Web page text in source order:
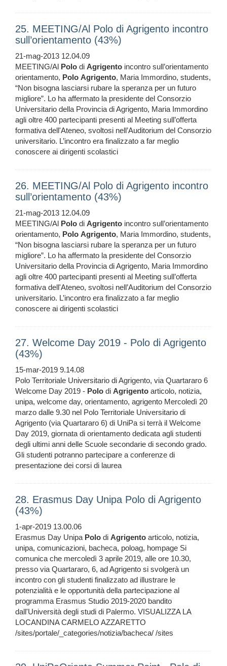
25. MEETING/Al Polo di Agrigento incontro
sull’orientamento (43%)
21-mag-2013 12.04.09
MEETING/Al Polo di Agrigento incontro sull’orientamento
orientamento, Polo Agrigento, Maria Immordino, students,
“Non bisogna lasciarsi rubare la speranza per un futuro
migliore”. Lo ha affermato la presidente del Consorzio
Universitario della Provincia di Agrigento, Maria Immordino
agli oltre 400 partecipanti presenti al Meeting sull’offerta
formativa dell'Ateneo, svoltosi nell’Auditorium del Consorzio
universitario. L’incontro era finalizzato a far meglio
conoscere ai dirigenti scolastici
26. MEETING/Al Polo di Agrigento incontro
sull’orientamento (43%)
21-mag-2013 12.04.09
MEETING/Al Polo di Agrigento incontro sull’orientamento
orientamento, Polo Agrigento, Maria Immordino, students,
“Non bisogna lasciarsi rubare la speranza per un futuro
migliore”. Lo ha affermato la presidente del Consorzio
Universitario della Provincia di Agrigento, Maria Immordino
agli oltre 400 partecipanti presenti al Meeting sull’offerta
formativa dell'Ateneo, svoltosi nell’Auditorium del Consorzio
universitario. L’incontro era finalizzato a far meglio
conoscere ai dirigenti scolastici
27. Welcome Day 2019 - Polo di Agrigento
(43%)
15-mar-2019 9.14.08
Polo Territoriale Universitario di Agrigento, via Quartararo 6
Welcome Day 2019 - Polo di Agrigento articolo, notizia,
unipa, welcome day, orientamento, agrigento Mercoledì 20
marzo dalle 9.30 nel Polo Territoriale Universitario di
Agrigento (via Quartararo 6) di UniPa si terrà il Welcome
Day 2019, giornata di orientamento dedicata agli studenti
degli ultimi anni delle Scuole secondarie di secondo grado.
Gli studenti potranno partecipare a conferenze di
presentazione dei corsi di laurea
28. Erasmus Day Unipa Polo di Agrigento
(43%)
1-apr-2019 13.00.06
Erasmus Day Unipa Polo di Agrigento articolo, notizia,
unipa, comunicazioni, bacheca, poloag, hompage Si
comunica che mercoledì 3 aprile 2019, alle ore 10.30,
presso via Quartararo, 6, ad Agrigento si svolgerà un
incontro con gli studenti finalizzato ad illustrare le
potenzialità e le opportunità della partecipazione al
programma Erasmus Studio 2019-2020 bandito
dall'Università degli studi di Palermo. VISUALIZZA LA
LOCANDINA CARMELO AZZARETTO
/sites/portale/_categories/notizia/bacheca/ /sites